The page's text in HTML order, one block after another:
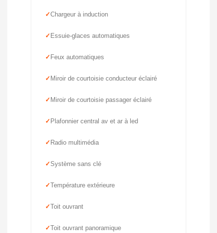
Chargeur à induction
Essuie-glaces automatiques
Feux automatiques
Miroir de courtoisie conducteur éclairé
Miroir de courtoisie passager éclairé
Plafonnier central av et ar à led
Radio multimédia
Système sans clé
Température extérieure
Toit ouvrant
Toit ouvrant panoramique